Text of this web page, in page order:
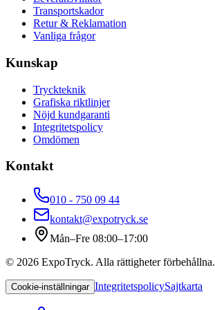
Transportskador
Retur & Reklamation
Vanliga frågor
Kunskap
Tryckteknik
Grafiska riktlinjer
Nöjd kundgaranti
Integritetspolicy
Omdömen
Kontakt
010 - 750 09 44
kontakt@expotryck.se
Mån–Fre 08:00–17:00
© 2026 ExpoTryck. Alla rättigheter förbehållna.
Cookie-inställningar IntegritetspolicySajtkarta